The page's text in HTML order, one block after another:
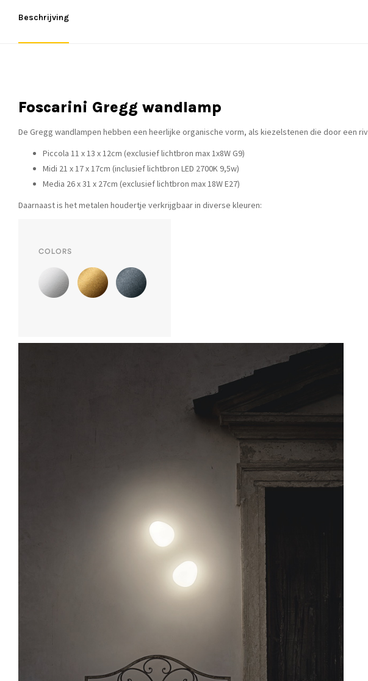
Beschrijving
Foscarini Gregg wandlamp
De Gregg wandlampen hebben een heerlijke organische vorm, als kiezelstenen die door een
Piccola 11 x 13 x 12cm (exclusief lichtbron max 1x8W G9)
Midi 21 x 17 x 17cm (inclusief lichtbron LED 2700K 9,5w)
Media 26 x 31 x 27cm (exclusief lichtbron max 18W E27)
Daarnaast is het metalen houdertje verkrijgbaar in diverse kleuren: